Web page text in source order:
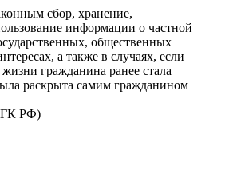
сбор, хранение,
информации о частной
общественных
а также в случаях, если
гражданина ранее стала
раскрыта самим гражданином
ГК РФ)